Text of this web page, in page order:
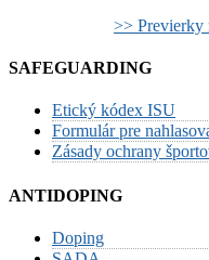
>> Previerky
SAFEGUARDING
Etický kódex ISU
Formulár pre
Zásady ochrany
ANTIDOPING
Doping